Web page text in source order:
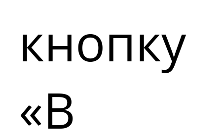
кнопку
«В